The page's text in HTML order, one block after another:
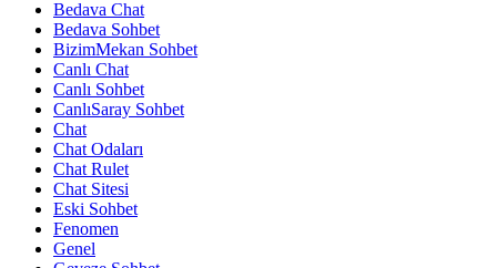
Bedava Chat
Bedava Sohbet
BizimMekan Sohbet
Canlı Chat
Canlı Sohbet
CanlıSaray Sohbet
Chat
Chat Odaları
Chat Rulet
Chat Sitesi
Eski Sohbet
Fenomen
Genel